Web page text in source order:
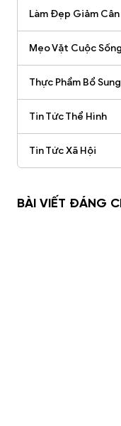
Làm Đẹp Giảm Cân
Mẹo Vặt Cuộc Sống
Thực Phẩm Bổ Sung
Tin Tức Thể Hình
Tin Tức Xã Hội
BÀI VIẾT ĐÁNG